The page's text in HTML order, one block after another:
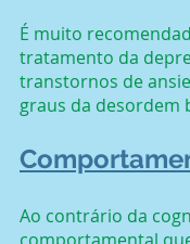
É muito
tratamento da
transtornos de
graus da desordem
Ao contrário da